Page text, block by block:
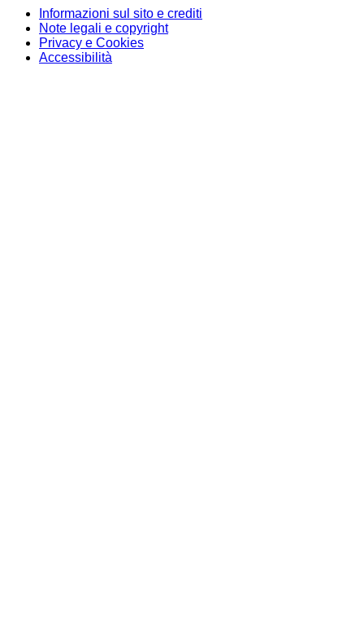
Informazioni sul sito e crediti
Note legali e copyright
Privacy e Cookies
Accessibilità